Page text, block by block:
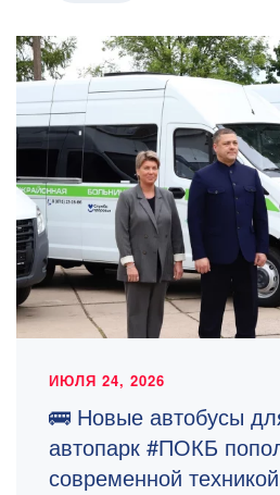
ИЮЛЯ 24, 2026
🚌 Новые автобусы
автопарк #ПОКБ
современной